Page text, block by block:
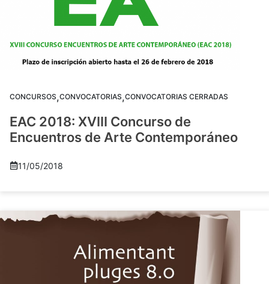
CONCURSOS,CONVOCATORIAS,CONVOCATORIAS CERRADAS
EAC 2018: XVIII Concurso de
Encuentros de Arte Contemporáneo
11/05/2018